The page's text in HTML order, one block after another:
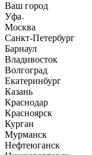
Ваш город
Уфа
Москва
Санкт-Петербург
Барнаул
Владивосток
Волгоград
Екатеринбург
Казань
Краснодар
Красноярск
Курган
Мурманск
Нефтеюганск